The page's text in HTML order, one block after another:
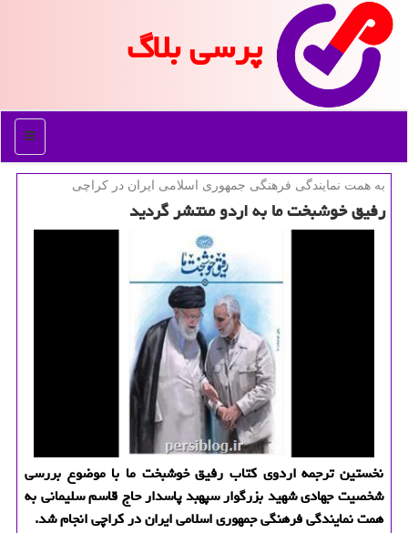
پرسی بلاگ
منو
به همت نمایندگی فرهنگی جمهوری اسلامی ایران در كراچی
رفیق خوشبخت ما به اردو منتشر گردید
نخستین ترجمه اردوی کتاب رفیق خوشبخت ما با موضوع بررسی
شخصیت جهادی شهید بزرگوار سپهبد پاسدار حاج قاسم سلیمانی به
همت نمایندگی فرهنگی جمهوری اسلامی ایران در کراچی انجام شد.